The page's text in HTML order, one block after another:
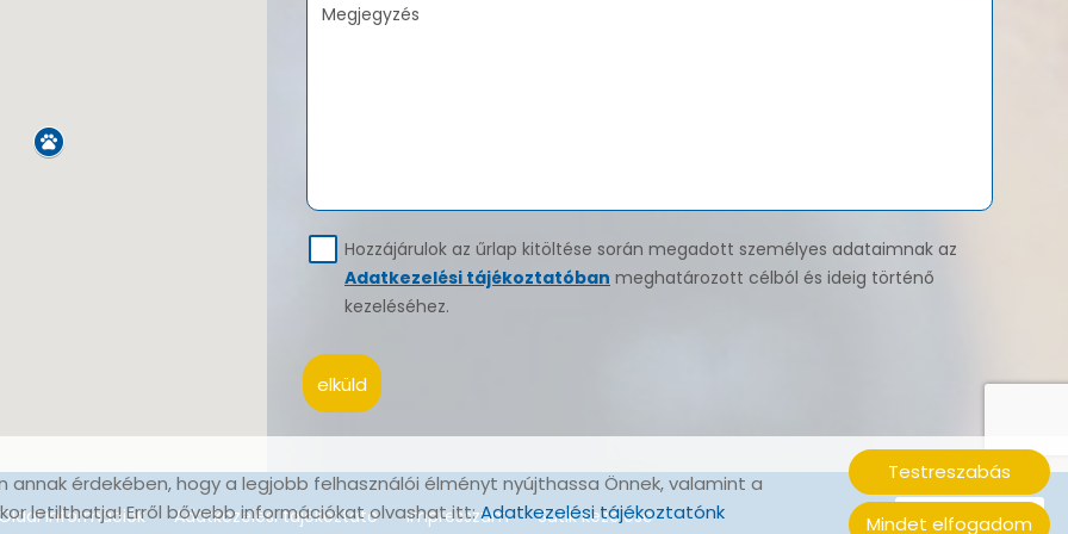
Megjegyzés
Hozzájárulok az űrlap kitöltése során megadott személyes adataimnak az
Adatkezelési tájékoztatóban meghatározott célból és ideig történő
kezeléséhez.
elküld
információk Adatkezelési tájékoztató Impresszum Sütik kezelése Mindet elfogadom
Testreszabás
érdekében, hogy a legjobb felhasználói élményt nyújthassa Önnek, valamint a
letilthatja! Erről bővebb információkat olvashat itt:Adatkezelési tájékoztatónk